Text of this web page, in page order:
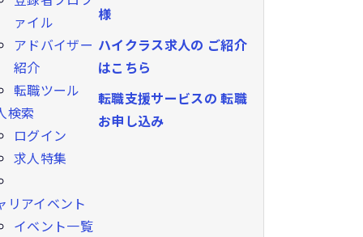
ァイル
アドバイザー
紹介
転職ツール
検索
ログイン
求人特集
リアイベント
イベント一覧
様
ハイクラス求人の ご紹介
はこちら
転職支援サービスの 転職
お申し込み